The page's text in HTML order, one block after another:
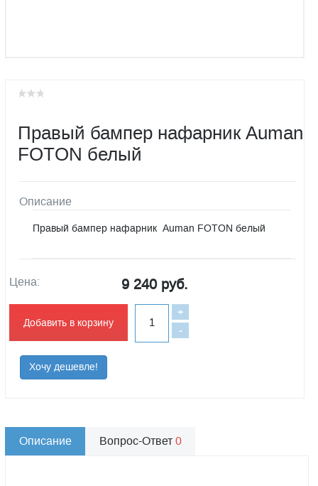
Правый бампер нафарник Auman
FOTON белый
Описание
Правый бампер нафарник Auman FOTON белый
Цена: 9 240 руб.
Добавить в корзину
-
+
Хочу дешевле!
Описание Вопрос-Ответ0